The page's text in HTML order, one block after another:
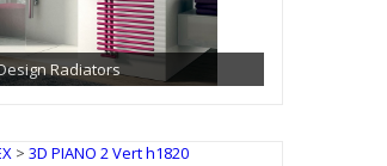
Radiators
> 3D PIANO 2 Vert h1820